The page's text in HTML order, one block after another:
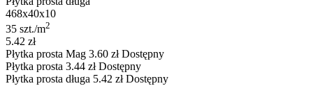
468x40x10
35 szt./m2
5.42 zł
Płytka prosta Mag 3.60 zł Dostępny
Płytka prosta 3.44 zł Dostępny
Płytka prosta długa 5.42 zł Dostępny